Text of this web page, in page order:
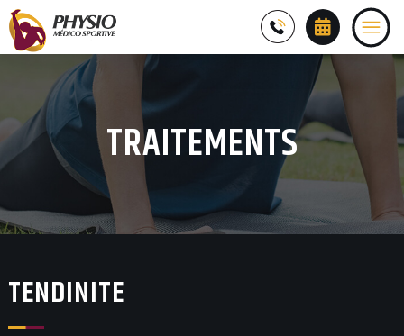
TRAITEMENTS
TENDINITE